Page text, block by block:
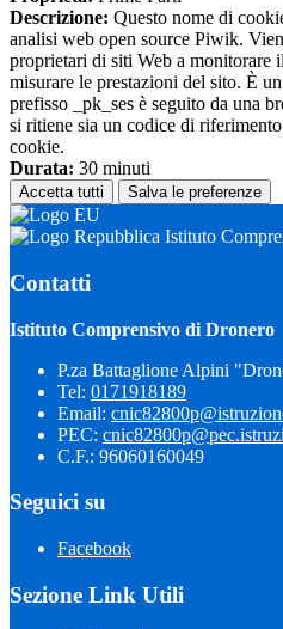
Descrizione: Questo nome di
analisi web open source Piwik.
proprietari di siti Web a monitorare
misurare le prestazioni del sito. È
prefisso _pk_ses è seguito da una
si ritiene sia un codice di
cookie.
Durata: 30 minuti
Accetta tutti Salva le preferenze
Istituto
Contatti
Istituto Comprensivo di Dronero
P.za Battaglione Alpini
Tel: 0171918189
Email:
PEC:
C.F.: 96060160049
Seguici su
Facebook
Sezione Link Utili